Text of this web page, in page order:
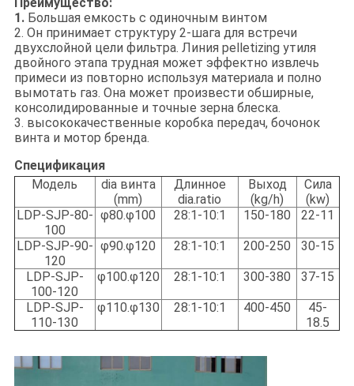
Преимущество:
1. Большая емкость с одиночным винтом
2. Он принимает структуру 2-шага для встречи
двухслойной цели фильтра. Линия pelletizing утиля
двойного этапа трудная может эффектно извлечь
примеси из повторно используя материала и полно
вымотать газ. Она может произвести обширные,
консолидированные и точные зерна блеска.
3. высококачественные коробка передач, бочонок
винта и мотор бренда.
Спецификация
Модель
dia винта
(mm)
Длинное
dia.ratio
Выход
(kg/h)
Сила
(kw)
LDP-SJP-80-
100
φ80.φ100 28:1-10:1 150-180 22-11
LDP-SJP-90-
120
φ90.φ120 28:1-10:1 200-250 30-15
LDP-SJP-
100-120
φ100.φ120 28:1-10:1 300-380 37-15
LDP-SJP-
110-130
φ110.φ130 28:1-10:1 400-450
45-
18.5